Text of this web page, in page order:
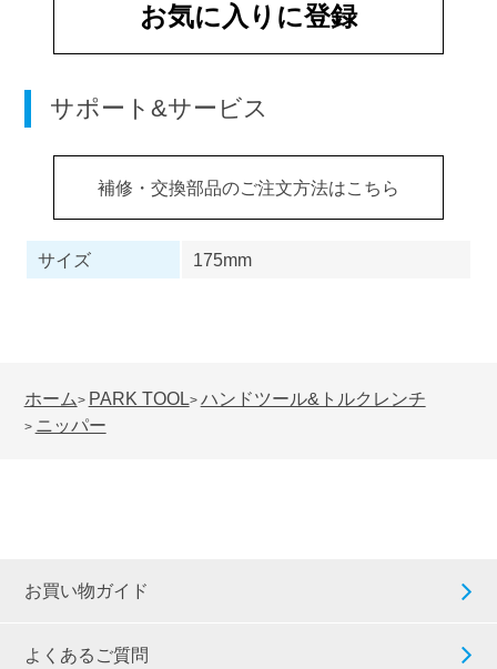
お気に入りに登録
サポート&サービス
補修・交換部品のご注文方法はこちら
サイズ 175mm
ホーム> PARK TOOL> ハンドツール&トルクレンチ
> ニッパー
お買い物ガイド
よくあるご質問